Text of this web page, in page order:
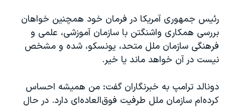
نرگس محمدی برنده جایزه نوبل صلح
همایش محافظه‌کاران آمریکا «سی‌پک»
صفحه‌های ویژه
رئیس جمهوری آمریکا در فرمان خود همچنین خواهان
بررسی همکاری واشنگتن با سازمان آموزشی، علمی و
فرهنگی سازمان ملل متحد، یونسکو، شده و مشخص
نیست در آن خواهد ماند یا خیر.
دونالد ترامپ به خبرنگاران گفت: من همیشه احساس
کرده‌ام سازمان ملل طرفیت فوق‌العاده‌ای دارد. در حال